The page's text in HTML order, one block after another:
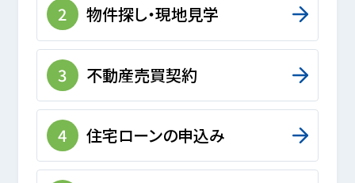
2 物件探し・現地見学
3 不動産売買契約
4 住宅ローンの申込み